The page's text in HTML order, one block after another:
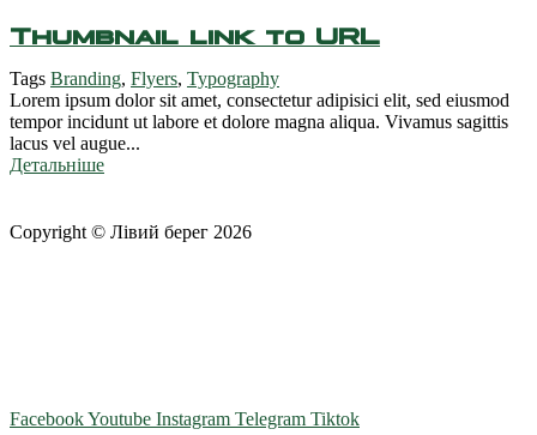
Thumbnail link to URL
Tags Branding, Flyers, Typography
Lorem ipsum dolor sit amet, consectetur adipisici elit, sed eiusmod
tempor incidunt ut labore et dolore magna aliqua. Vivamus sagittis
lacus vel augue...
Детальніше
Copyright © Лівий берег 2026
FacebookYoutube Instagram Telegram Tiktok